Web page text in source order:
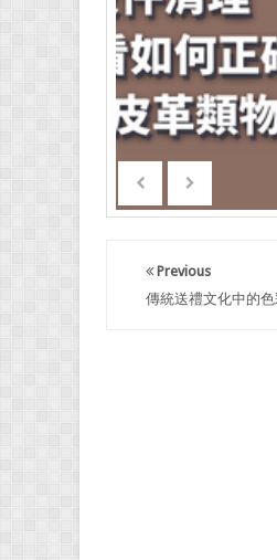
Previous
傳統送禮文化中的